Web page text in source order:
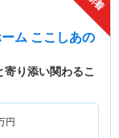
ム ここしあの
寄り添い関わるこ
円